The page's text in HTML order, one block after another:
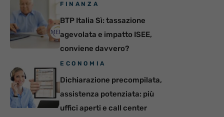
FINANZA
BTP Italia Sì: tassazione
agevolata e impatto ISEE,
conviene davvero?
ECONOMIA
Dichiarazione precompilata,
assistenza potenziata: più
uffici aperti e call center